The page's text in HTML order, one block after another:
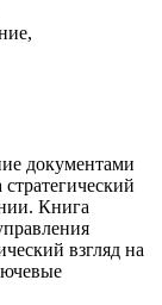
документами
Книга
взгляд на